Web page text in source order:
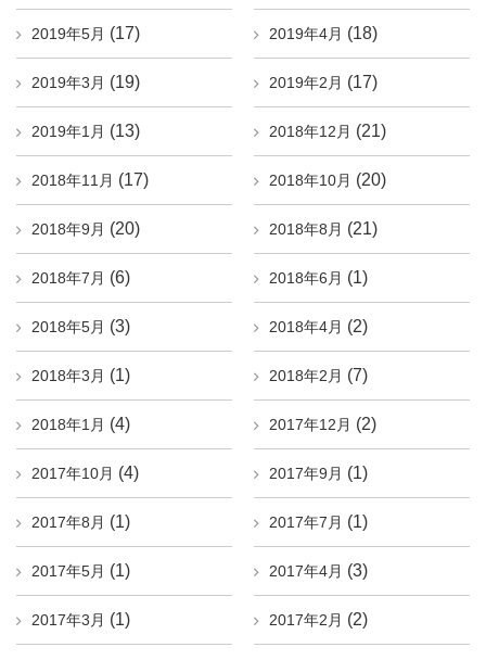
2019年5月 (17) 2019年4月 (18)
2019年3月 (19) 2019年2月 (17)
2019年1月 (13) 2018年12月 (21)
2018年11月 (17) 2018年10月 (20)
2018年9月 (20) 2018年8月 (21)
2018年7月 (6) 2018年6月 (1)
2018年5月 (3) 2018年4月 (2)
2018年3月 (1) 2018年2月 (7)
2018年1月 (4) 2017年12月 (2)
2017年10月 (4) 2017年9月 (1)
2017年8月 (1) 2017年7月 (1)
2017年5月 (1) 2017年4月 (3)
2017年3月 (1) 2017年2月 (2)